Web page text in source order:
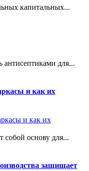
капитальных...
антисептиками для...
и как их
собой основу для...
защищает